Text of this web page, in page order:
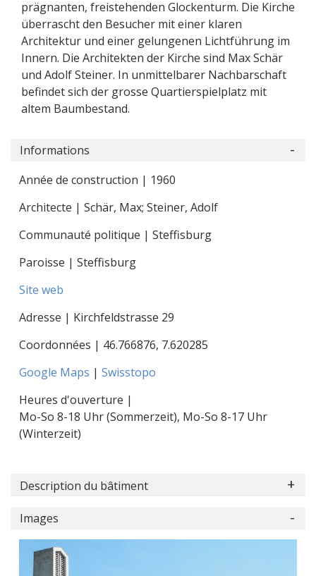
prägnanten, freistehenden Glockenturm. Die Kirche
überrascht den Besucher mit einer klaren
Architektur und einer gelungenen Lichtführung im
Innern. Die Architekten der Kirche sind Max Schär
und Adolf Steiner. In unmittelbarer Nachbarschaft
befindet sich der grosse Quartierspielplatz mit
altem Baumbestand.
Informations
Année de construction | 1960
Architecte | Schär, Max; Steiner, Adolf
Communauté politique | Steffisburg
Paroisse | Steffisburg
Site web
Adresse | Kirchfeldstrasse 29
Coordonnées | 46.766876, 7.620285
Google Maps | Swisstopo
Heures d'ouverture |
Mo-So 8-18 Uhr (Sommerzeit), Mo-So 8-17 Uhr
(Winterzeit)
Description du bâtiment
Images